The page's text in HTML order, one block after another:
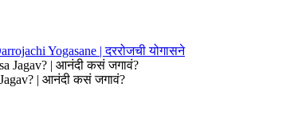
Yogasane | दररोजची योगासने
Jagav? | आनंदी कसं जगावं?
| आनंदी कसं जगावं?